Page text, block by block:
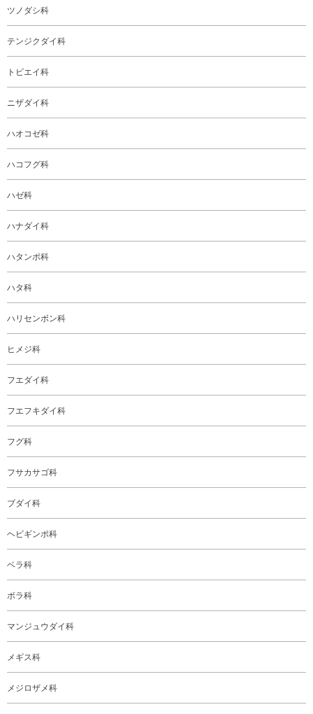
ツノダシ科
テンジクダイ科
トビエイ科
ニザダイ科
ハオコゼ科
ハコフグ科
ハゼ科
ハナダイ科
ハタンポ科
ハタ科
ハリセンボン科
ヒメジ科
フエダイ科
フエフキダイ科
フグ科
フサカサゴ科
ブダイ科
ヘビギンポ科
ベラ科
ボラ科
マンジュウダイ科
メギス科
メジロザメ科